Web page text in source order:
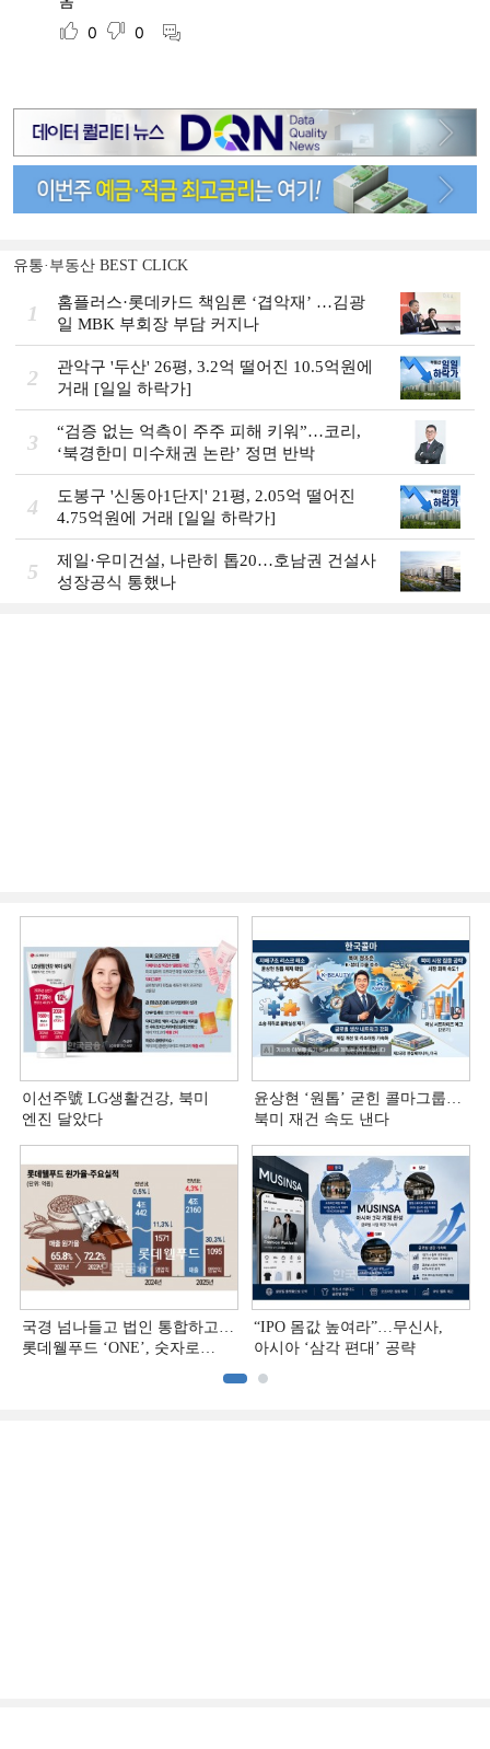
유통·부동산 BEST CLICK
1
홈플러스·롯데카드 책임론 ‘겹악재’ …김광
일 MBK 부회장 부담 커지나
2
관악구 '두산' 26평, 3.2억 떨어진 10.5억원에
거래 [일일 하락가]
3
“검증 없는 억측이 주주 피해 키워”…코리,
‘북경한미 미수채권 논란’ 정면 반박
4
도봉구 '신동아1단지' 21평, 2.05억 떨어진
4.75억원에 거래 [일일 하락가]
5
제일·우미건설, 나란히 톱20…호남권 건설사
성장공식 통했나
이선주號 LG생활건강, 북미
엔진 달았다
윤상현 ‘원톱ʼ 굳힌 콜마그룹…
북미 재건 속도 낸다
국경 넘나들고 법인 통합하고…
롯데웰푸드 ‘ONE’, 숫자로
“IPO 몸값 높여라”…무신사,
아시아 ‘삼각 편대’ 공략